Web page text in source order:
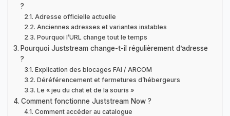
?
Adresse officielle actuelle
Anciennes adresses et variantes instables
Pourquoi l’URL change tout le temps
Pourquoi Juststream change-t-il régulièrement d’adresse
?
Explication des blocages FAI / ARCOM
Déréférencement et fermetures d’hébergeurs
Le « jeu du chat et de la souris »
Comment fonctionne Juststream Now ?
Comment accéder au catalogue